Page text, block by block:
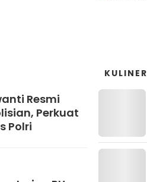
Resmi
Perkuat
Polri
KULINER